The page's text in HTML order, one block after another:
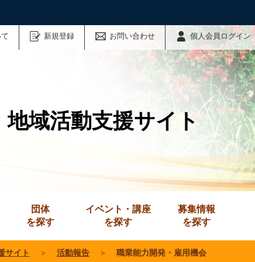
新規登録 お問い合わせ 個人会員ログイン
域活動支援サイト
団体
を探す
イベント・講座
を探す
募集情報
を探す
サイト ＞ 活動報告 ＞ 職業能力開発・雇用機会